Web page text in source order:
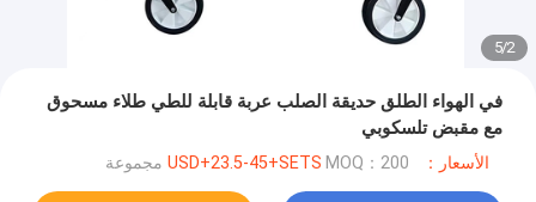
2
/
5
في الهواء الطلق حديقة الصلب عربة قابلة للطي طلاء مسحوق
مع مقبض تلسكوبي
الأسعار：USD+23.5-45+SETS MOQ：200 مجموعة